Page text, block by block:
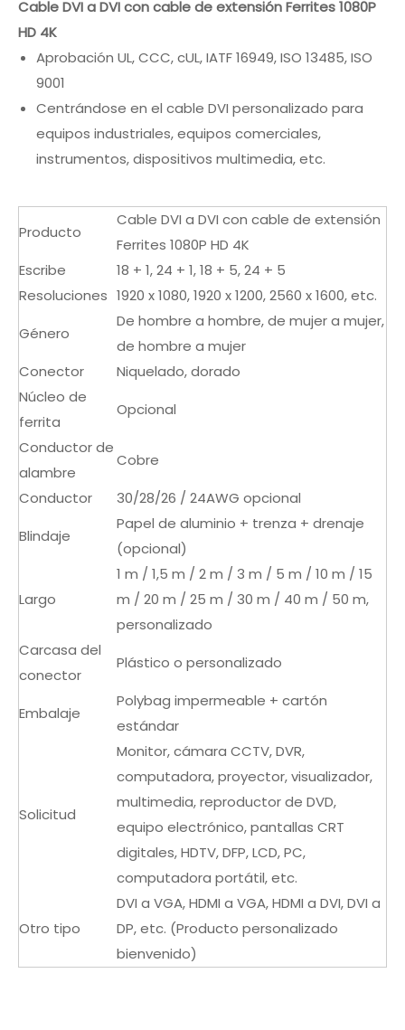
Cable DVI a DVI con cable de extensión Ferrites 1080P
HD 4K
Aprobación UL, CCC, cUL, IATF 16949, ISO 13485, ISO
9001
Centrándose en el cable DVI personalizado para
equipos industriales, equipos comerciales,
instrumentos, dispositivos multimedia, etc.
Producto
Cable DVI a DVI con cable de extensión
Ferrites 1080P HD 4K
Escribe
18 + 1, 24 + 1, 18 + 5, 24 + 5
Resoluciones 1920 x 1080, 1920 x 1200, 2560 x 1600, etc.
Género
De hombre a hombre, de mujer a mujer,
de hombre a mujer
Conector
Niquelado, dorado
Núcleo de
ferrita
Opcional
Conductor de
alambre
Cobre
Conductor
30/28/26 / 24AWG opcional
Blindaje
Papel de aluminio + trenza + drenaje
(opcional)
Largo
1 m / 1,5 m / 2 m / 3 m / 5 m / 10 m / 15
m / 20 m / 25 m / 30 m / 40 m / 50 m,
personalizado
Carcasa del
conector
Plástico o personalizado
Embalaje
Polybag impermeable + cartón
estándar
Solicitud
Monitor, cámara CCTV, DVR,
computadora, proyector, visualizador,
multimedia, reproductor de DVD,
equipo electrónico, pantallas CRT
digitales, HDTV, DFP, LCD, PC,
computadora portátil, etc.
Otro tipo
DVI a VGA, HDMI a VGA, HDMI a DVI, DVI a
DP, etc. (Producto personalizado
bienvenido)